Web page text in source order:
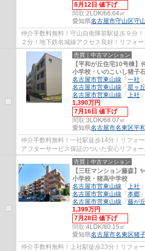
6月12日 値下げ
間取:2LDK/66.64㎡
愛知県名古屋市守山区守山
仲介手数料無料！守山自衛隊前駅徒歩９分
２分！地下鉄名城線アクセス良好！リフォ
アフターサービス保証のついた安心リフォ...
売買｜中古マンション
【平和が丘住宅10号棟
小学校・いのこいし猪子
名古屋市営東山線 「 一社
名古屋市営東山線 「 星ヶ丘
名古屋市営東山線 「 上社
1,390万円
7月16日 値下げ
間取:3LDK/68.07㎡
愛知県名古屋市名東区平
仲介手数料無料！一社駅徒歩14分！リフォ
アフターサービス保証のついた安心リフォー
売買｜中古マンション
【三旺マンション藤森】
小学校・猪高中学校
名古屋市営東山線 「 上社
名古屋市営東山線 「 本郷
名古屋市営東山線 「 藤が丘
1,399万円
7月28日 値下げ
間取:4LDK/80.15㎡
愛知県名古屋市名東区猪
仲介手数料無料！上社駅徒歩23分！リフォ